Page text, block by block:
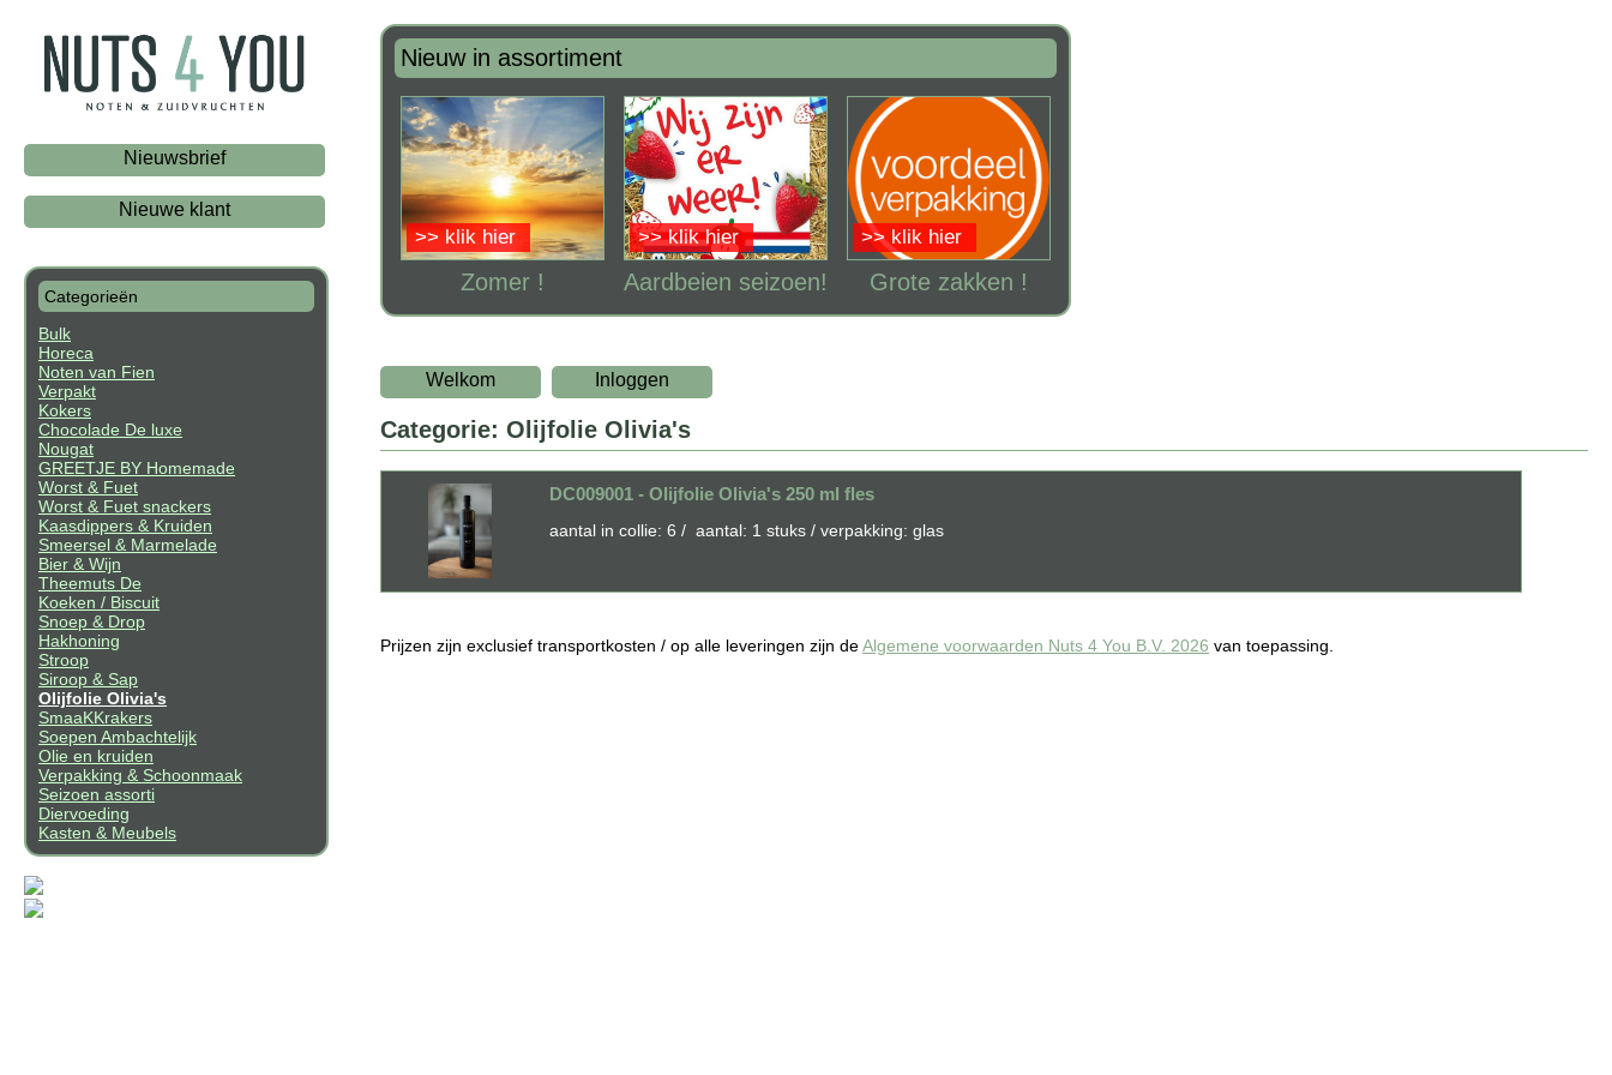
Nieuwsbrief
Nieuwe klant
Categorieën
Bulk
Horeca
Noten van Fien
Verpakt
Kokers
Chocolade De luxe
Nougat
GREETJE BY Homemade
Worst & Fuet
Worst & Fuet snackers
Kaasdippers & Kruiden
Smeersel & Marmelade
Bier & Wijn
Theemuts De
Koeken / Biscuit
Snoep & Drop
Hakhoning
Stroop
Siroop & Sap
Olijfolie Olivia's
SmaaKKrakers
Soepen Ambachtelijk
Olie en kruiden
Verpakking & Schoonmaak
Seizoen assorti
Diervoeding
Kasten & Meubels
Nieuw in assortiment
Zomer !
>> klik hier
Aardbeien seizoen!
>> klik hier
Grote zakken !
>> klik hier
Welkom Inloggen
Categorie: Olijfolie Olivia's
DC009001 - Olijfolie Olivia's 250 ml fles
aantal in collie: 6 / aantal: 1 stuks / verpakking: glas
Prijzen zijn exclusief transportkosten / op alle leveringen zijn deAlgemene voorwaarden Nuts 4 You B.V. 2026 van toepassing.